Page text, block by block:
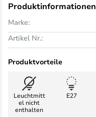
Produktinformationen
Marke:
Artikel Nr.:
Produktvorteile
Leuchtmitt
el nicht
enthalten
E27